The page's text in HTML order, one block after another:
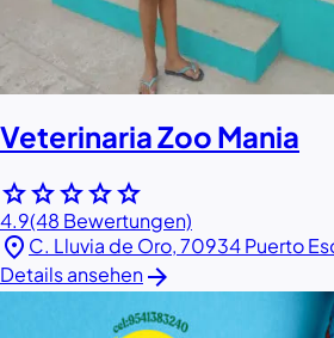
Veterinaria Zoo Mania
starstarstarstarstar
4.9(48 Bewertungen)
location_on C. Lluvia de Oro, 70934 Puerto
Details ansehenarrow_forward